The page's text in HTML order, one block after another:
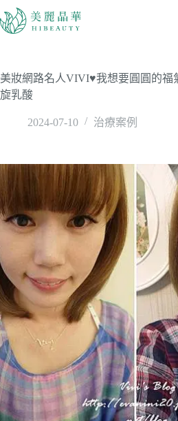
美妝網路名人VIVI♥我想要圓圓的福
旋乳酸
2024-07-10 治療案例